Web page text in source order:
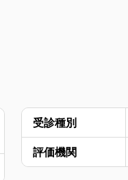
受診種別
評価機関